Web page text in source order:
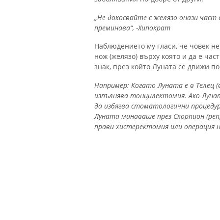
„Не докосвайте с желязо онази
преминава“, -Хипократ
Наблюдението му гласи, че човек
нож (желязо) върху която и да е
знак, през който Луната се движи
Например: Когато Луната е в Телец
изпълнява тонцилектомия. Ако
да избягва стоматологични
Луната минаваше през Скорпион
прави хистеректомия или